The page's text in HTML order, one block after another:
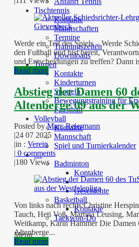
Tischtennis
Kontakte
Mannschaften
Termine
Trainingszeiten
Downloads
Turnen
Kontakte
Kinderturnen
Sporteln
Bewegungstraining für
Faustball
Volleyball
Kontakte
Mannschaft
Spiel und Turnierkalender
…
Badminton
Kontakte
Geschichte
Basketball
Kontakte
Taekwon-Do
Menu
Werde ein Teil des Spiels – Werde
den Fußball und bist bereit,
und Entscheidungen zu treffen? Dann
Read more
Abstieg der Damen 60
Altenberge 09 aus der
Posted byMarc Reiermann
24 07 2025
in : Verein
0 comments
180 Views
Von links nach rechts:Christine
Tauch, Heti Voß, Martina Leusing,
Weitkamp, Karin Hammer Die Damen
Altenberge...
Read more